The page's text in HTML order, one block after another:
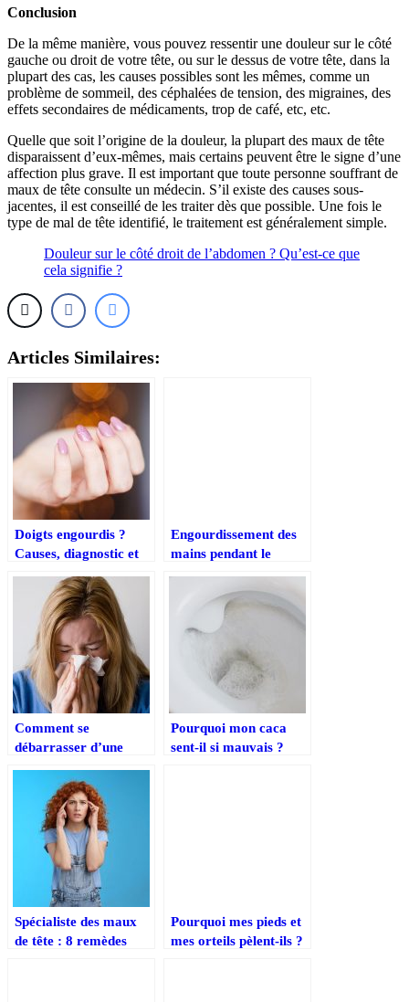
Conclusion
De la même manière, vous pouvez ressentir une douleur sur le côté
gauche ou droit de votre tête, ou sur le dessus de votre tête, dans la
plupart des cas, les causes possibles sont les mêmes, comme un
problème de sommeil, des céphalées de tension, des migraines, des
effets secondaires de médicaments, trop de café, etc, etc.
Quelle que soit l’origine de la douleur, la plupart des maux de tête
disparaissent d’eux-mêmes, mais certains peuvent être le signe d’une
affection plus grave. Il est important que toute personne souffrant de
maux de tête consulte un médecin. S’il existe des causes sous-
jacentes, il est conseillé de les traiter dès que possible. Une fois le
type de mal de tête identifié, le traitement est généralement simple.
Douleur sur le côté droit de l’abdomen ? Qu’est-ce que
cela signifie ?
Articles Similaires:
Doigts engourdis ?
Causes, diagnostic et
Engourdissement des
mains pendant le
Comment se
débarrasser d’une
maison ?
Pourquoi mon caca
sent-il si mauvais ?
Spécialiste des maux
de tête : 8 remèdes
Pourquoi mes pieds et
mes orteils pèlent-ils ?